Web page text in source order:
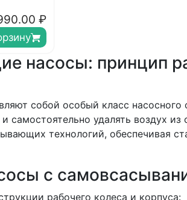
₽
насосы: принцип
собой особый класс насосного
удалять воздух из
технологий, обеспечивая
с
рабочего колеса и корпуса: